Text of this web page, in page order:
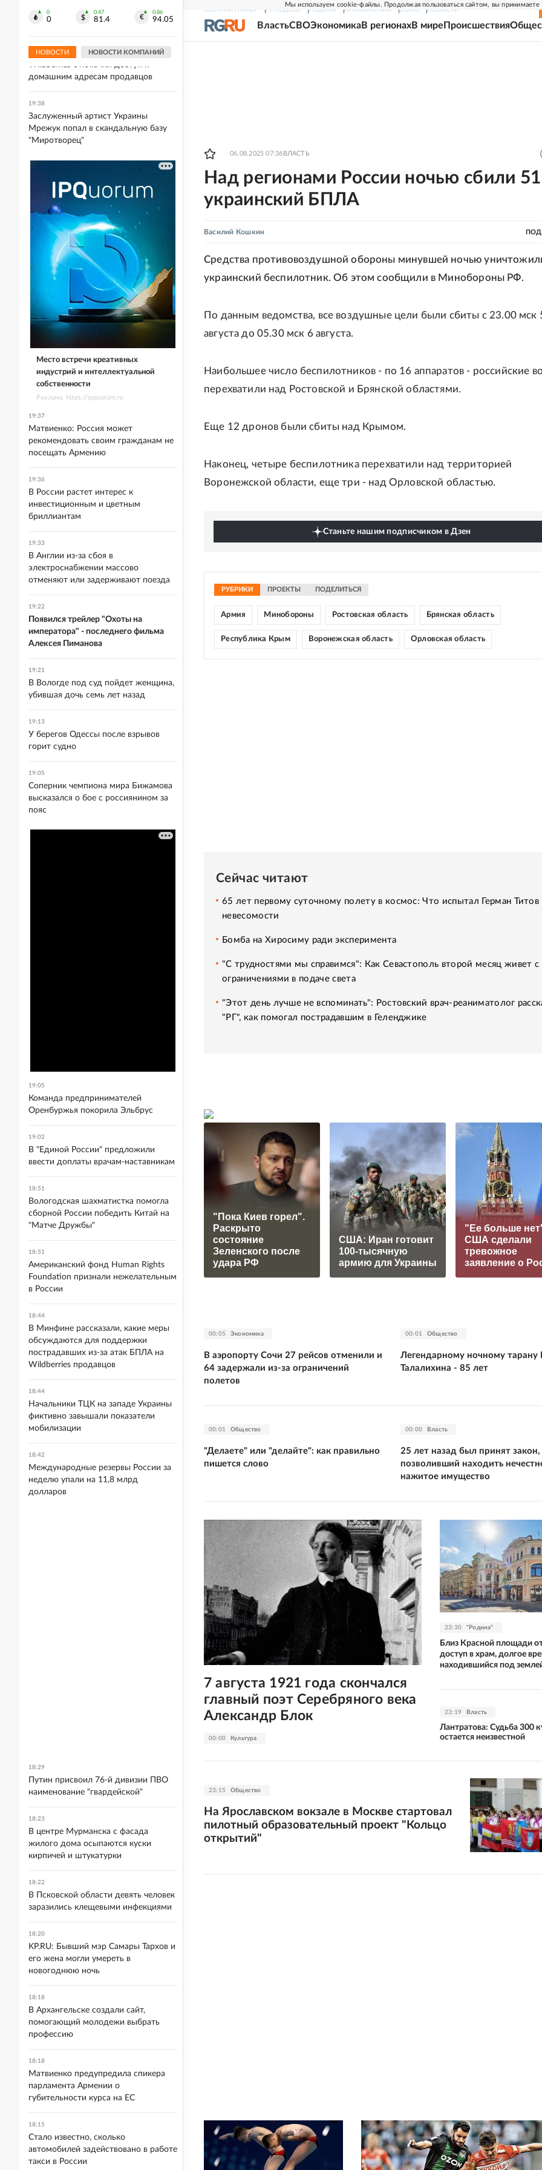
Мы используем cookie-файлы. Продолжая пользоваться сайтом, вы принимаете
СВЕЖИЙ НОМЕР РГ-НЕДЕЛЯ РОДИНА ПРИЛОЖЕНИЯ СОЮЗ НОВОСТИ
ВластьСВОЭкономикаВ регионахВ мире Происшествия
06.08.2025 07:36 ВЛАСТЬ
Над регионами России ночью сбили 51
украинский БПЛА
Василий Кошкин
Средства противовоздушной обороны минувшей ночью
украинский беспилотник. Об этом сообщили в Минобороны РФ.
По данным ведомства, все воздушные цели были сбиты с 23.00 мск
августа до 05.30 мск 6 августа.
Наибольшее число беспилотников - по 16 аппаратов - российские
перехватили над Ростовской и Брянской областями.
Еще 12 дронов были сбиты над Крымом.
Наконец, четыре беспилотника перехватили над территорией
Воронежской области, еще три - над Орловской областью.
Станьте нашим подписчиком в Дзен
РУБРИКИ ПРОЕКТЫ ПОДЕЛИТЬСЯ
Армия Минобороны Ростовская область Брянская область
Республика Крым Воронежская область Орловская область
Сейчас читают
65 лет первому суточному полету в космос: Что испытал Герман Титов
невесомости
Бомба на Хиросиму ради эксперимента
"С трудностями мы справимся": Как Севастополь второй месяц живет с
ограничениями в подаче света
"Этот день лучше не вспоминать": Ростовский врач-реаниматолог
"РГ", как помогал пострадавшим в Геленджике
"Пока Киев горел".
Раскрыто
состояние
Зеленского после
удара РФ
США: Иран готовит
100-тысячную
армию для Украины
"Ее больше
США сделали
тревожное
заявление о
00:05 Экономика
В аэропорту Сочи 27 рейсов отменили и
64 задержали из-за ограничений
полетов
00:01 Общество
Легендарному ночному тарану
Талалихина - 85 лет
00:01 Общество
"Делаете" или "делайте": как правильно
пишется слово
00:00 Власть
25 лет назад был принят закон,
позволивший находить
нажитое имущество
00:00 Культура
7 августа 1921 года скончался
главный поэт Серебряного века
Александр Блок
23:30 "Родина"
Близ Красной площади
доступ в храм, долгое
находившийся под
23:19 Власть
Лантратова: Судьба 300
остается неизвестной
23:15 Общество
На Ярославском вокзале в Москве стартовал
пилотный образовательный проект "Кольцо
открытий"
0
0
0.47
81.4
0.86
94.05
НОВОСТИ НОВОСТИ КОМПАНИЙ
беспилотника упали во дворе
19:41
Wildberries отключил доступ к
домашним адресам продавцов
19:38
Заслуженный артист Украины
Мрежук попал в скандальную базу
"Миротворец"
Место встречи креативных
индустрий и интеллектуальной
собственности
Реклама. https://ipquorum.ru
19:37
Матвиенко: Россия может
рекомендовать своим гражданам не
посещать Армению
19:36
В России растет интерес к
инвестиционным и цветным
бриллиантам
19:33
В Англии из-за сбоя в
электроснабжении массово
отменяют или задерживают поезда
19:22
Появился трейлер "Охоты на
императора" - последнего фильма
Алексея Пиманова
19:21
В Вологде под суд пойдет женщина,
убившая дочь семь лет назад
19:13
У берегов Одессы после взрывов
горит судно
19:05
Соперник чемпиона мира Бижамова
высказался о бое с россиянином за
пояс
19:05
Команда предпринимателей
Оренбуржья покорила Эльбрус
19:02
В "Единой России" предложили
ввести доплаты врачам-наставникам
18:51
Вологодская шахматистка помогла
сборной России победить Китай на
"Матче Дружбы"
18:51
Американский фонд Human Rights
Foundation признали нежелательным
в России
18:44
В Минфине рассказали, какие меры
обсуждаются для поддержки
пострадавших из-за атак БПЛА на
Wildberries продавцов
18:44
Начальники ТЦК на западе Украины
фиктивно завышали показатели
мобилизации
18:42
Международные резервы России за
неделю упали на 11,8 млрд
долларов
18:29
Путин присвоил 76-й дивизии ПВО
наименование "гвардейской"
18:23
В центре Мурманска с фасада
жилого дома осыпаются куски
кирпичей и штукатурки
18:22
В Псковской области девять человек
заразились клещевыми инфекциями
18:20
KP.RU: Бывший мэр Самары Тархов и
его жена могли умереть в
новогоднюю ночь
18:18
В Архангельске создали сайт,
помогающий молодежи выбрать
профессию
18:18
Матвиенко предупредила спикера
парламента Армении о
губительности курса на ЕС
18:15
Стало известно, сколько
автомобилей задействовано в работе
такси в России